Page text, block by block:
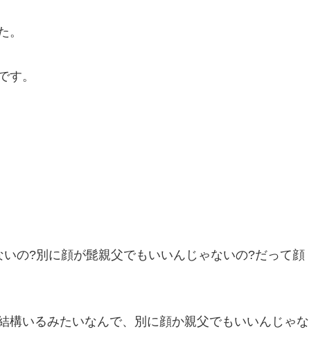
。
す。
の?別に顔が髭親父でもいいんじゃないの?だって顔
構いるみたいなんで、別に顔か親父でもいいんじゃな